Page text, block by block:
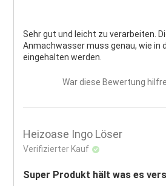
Sehr gut und leicht zu verarbeiten.
Anmachwasser muss genau, wie in
eingehalten werden.
War diese Bewertung
Heizoase Ingo Löser
Verifizierter Kauf
Super Produkt hält was es